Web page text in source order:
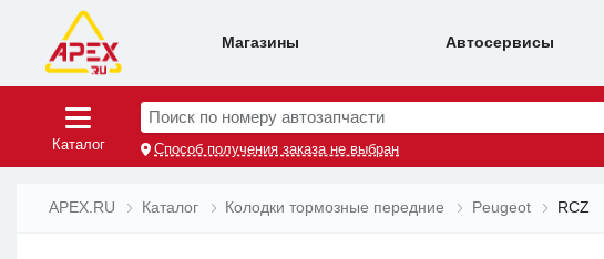
Магазины Автосервисы
Каталог
Поиск по номеру автозапчасти
Способ получения заказа не выбран
APEX.RU Каталог Колодки тормозные передние Peugeot RCZ